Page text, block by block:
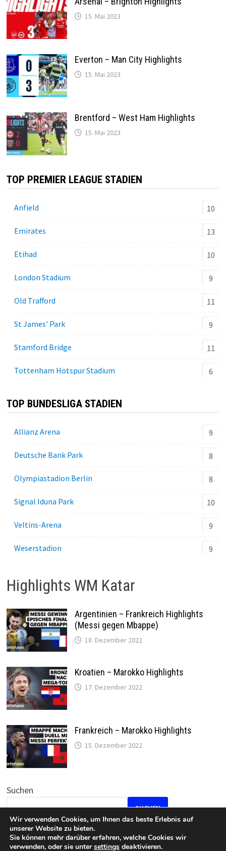
15. Mai 2023
Everton – Man City Highlights
15. Mai 2023
Brentford – West Ham Highlights
15. Mai 2023
TOP PREMIER LEAGUE STADIEN
Anfield 10
Emirates 13
Etihad 10
London Stadium 9
Old Trafford 11
St James' Park 9
Stamford Bridge 11
Tottenham Hotspur Stadium 6
TOP BUNDESLIGA STADIEN
Allianz Arena 9
Deutsche Bank Park 8
Olympiastadion Berlin 8
Signal Iduna Park 10
Veltins-Arena 9
Weserstadion 9
Highlights WM Katar
Argentinien – Frankreich Highlights
(Messi gegen Mbappe)
18. Dezember 2022
Kroatien – Marokko Highlights
17. Dezember 2022
Frankreich – Marokko Highlights
15. Dezember 2022
Suchen
SUCHEN
Wir verwenden Cookies, um Ihnen das beste Erlebnis auf
unserer Website zu bieten.
Sie können mehr darüber erfahren, welche Cookies wir
verwenden, oder sie untersettings deaktivieren.